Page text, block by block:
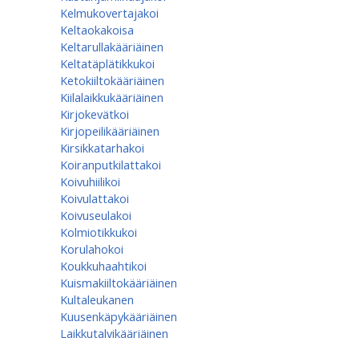
Kelmukovertajakoi
Keltaokakoisa
Keltarullakääriäinen
Keltatäplätikkukoi
Ketokiiltokääriäinen
Kiilalaikkukääriäinen
Kirjokevätkoi
Kirjopeilikääriäinen
Kirsikkatarhakoi
Koiranputkilattakoi
Koivuhiilikoi
Koivulattakoi
Koivuseulakoi
Kolmiotikkukoi
Korulahokoi
Koukkuhaahtikoi
Kuismakiiltokääriäinen
Kultaleukanen
Kuusenkäpykääriäinen
Laikkutalvikääriäinen